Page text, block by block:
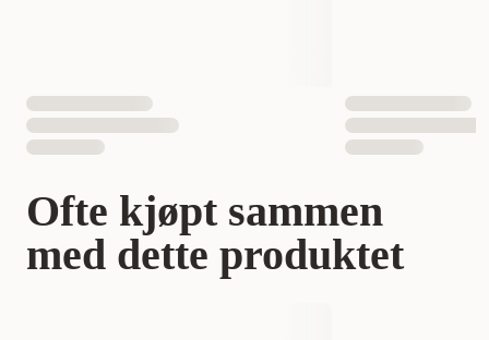
Ofte kjøpt sammen
med dette produktet